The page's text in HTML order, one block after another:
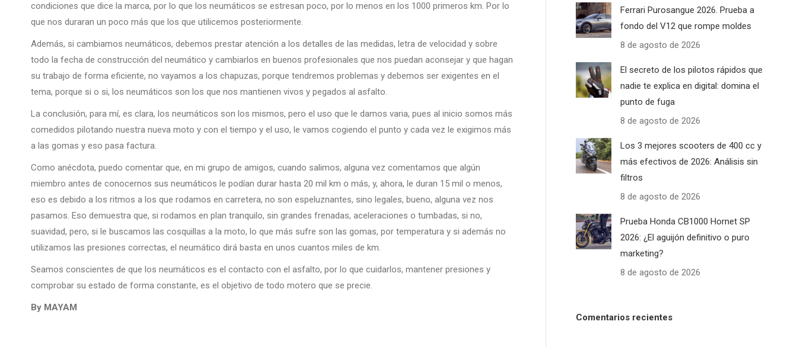
condiciones que dice la marca, por lo que los neumáticos se estresan poco, por lo menos en los 1000 primeros km. Por lo
que nos duraran un poco más que los que utilicemos posteriormente.
Además, si cambiamos neumáticos, debemos prestar atención a los detalles de las medidas, letra de velocidad y sobre
todo la fecha de construcción del neumático y cambiarlos en buenos profesionales que nos puedan aconsejar y que hagan
su trabajo de forma eficiente, no vayamos a los chapuzas, porque tendremos problemas y debemos ser exigentes en el
tema, porque si o si, los neumáticos son los que nos mantienen vivos y pegados al asfalto.
La conclusión, para mí, es clara, los neumáticos son los mismos, pero el uso que le damos varia, pues al inicio somos más
comedidos pilotando nuestra nueva moto y con el tiempo y el uso, le vamos cogiendo el punto y cada vez le exigimos más
a las gomas y eso pasa factura.
Como anécdota, puedo comentar que, en mi grupo de amigos, cuando salimos, alguna vez comentamos que algún
miembro antes de conocernos sus neumáticos le podían durar hasta 20 mil km o más, y, ahora, le duran 15 mil o menos,
eso es debido a los ritmos a los que rodamos en carretera, no son espeluznantes, sino legales, bueno, alguna vez nos
pasamos. Eso demuestra que, si rodamos en plan tranquilo, sin grandes frenadas, aceleraciones o tumbadas, si no,
suavidad, pero, si le buscamos las cosquillas a la moto, lo que más sufre son las gomas, por temperatura y si además no
utilizamos las presiones correctas, el neumático dirá basta en unos cuantos miles de km.
Seamos conscientes de que los neumáticos es el contacto con el asfalto, por lo que cuidarlos, mantener presiones y
comprobar su estado de forma constante, es el objetivo de todo motero que se precie.
By MAYAM
Ferrari Purosangue 2026. Prueba a
fondo del V12 que rompe moldes
8 de agosto de 2026
El secreto de los pilotos rápidos que
nadie te explica en digital: domina el
punto de fuga
8 de agosto de 2026
Los 3 mejores scooters de 400 cc y
más efectivos de 2026: Análisis sin
filtros
8 de agosto de 2026
Prueba Honda CB1000 Hornet SP
2026: ¿El aguijón definitivo o puro
marketing?
8 de agosto de 2026
Comentarios recientes